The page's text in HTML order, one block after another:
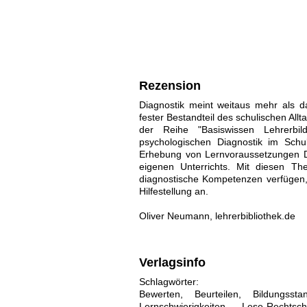
Rezension
Diagnostik meint weitaus mehr als
fester Bestandteil des schulischen
der Reihe "Basiswissen
psychologischen Diagnostik im
Erhebung von Lernvoraussetzungen
eigenen Unterrichts. Mit diesen
diagnostische Kompetenzen
Hilfestellung an.
Oliver Neumann, lehrerbibliothek.de
Verlagsinfo
Schlagwörter:
Bewerten, Beurteilen,